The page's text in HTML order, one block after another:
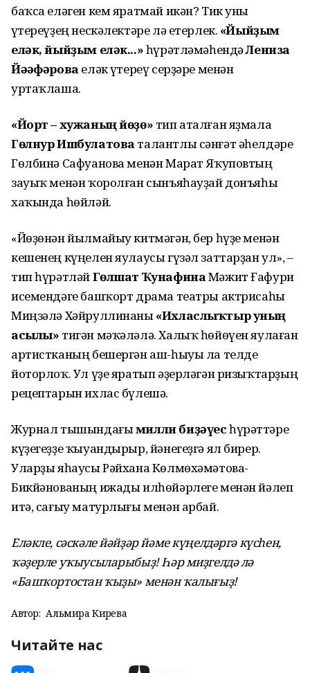
баҡса еләген кем яратмай икән? Тик уны
үҫтереүҙең нескәлектәре лә етерлек. «Йыйҙым
еләк, йыйҙым еләк...»һүрәтләмәһендәЛениза
Йәғәфәрова еләк үҫтереү серҙәре менән
уртаҡлаша.
«Йорт – хужаның йөҙө» тип аталған яҙмала
Гөлнур Ишбулатова талантлы сәнғәт әһелдәре
Гөлбинә Сафуанова менән Марат Яҡуповтың
зауыҡ менән ҡоролған сынъяһауҙай донъяһы
хаҡында һөйләй.
«Йөҙөнән йылмайыу китмәгән, бер һүҙе менән
кешенең күңелен яулаусы гүзәл заттарҙан ул», –
тип һүрәтләйГөлшат ҠунафинаМәжит Ғафури
исемендәге башҡорт драма театры актрисаһы
Миңзәлә Хәйруллинаны«Ихласлыҡтыр уның
асылы» тигән мәҡәләлә. Халыҡ һөйөүен яулаған
артистканың бешергән аш-һыуы ла телде
йоторлоҡ. Ул үҙе яратып әҙерләгән ризыҡтарҙың
рецептарын ихлас бүлешә.
Журнал тышындағымилли биҙәүесһүрәттәре
күҙегеҙҙе ҡыуандырыр, йәнегеҙгә ял бирер.
Уларҙы яһаусы Рәйхана Көлмөхәмәтова-
Бикйәнованың ижады илһөйәрлеге менән йәлеп
итә, сағыу матурлығы менән арбай.
Еләкле, сәскәле йәйҙәр йәме күңелдәргә күсһен,
ҡәҙерле уҡыусыларыбыҙ! Һәр миҙгелдә лә
«Башҡортостан ҡыҙы» менән ҡалығыҙ!
Автор: Альмира Кирәева
Читайте нас